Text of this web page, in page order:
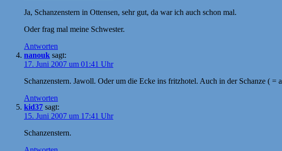
Ja, Schanzenstern in Ottensen, sehr gut, da war ich auch schon mal.
Oder frag mal meine Schwester.
Antworten
nanouk sagt:
17. Juni 2007 um 01:41 Uhr
Schanzenstern. Jawoll. Oder um die Ecke ins fritzhotel. Auch in der Schanze (
Antworten
kid37 sagt:
15. Juni 2007 um 17:41 Uhr
Schanzenstern.